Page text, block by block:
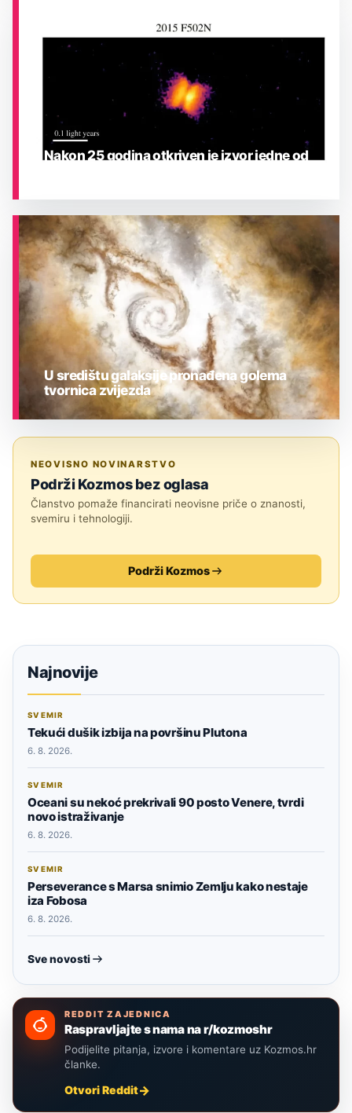
ASTRONOMIJA
Nakon 25 godina otkriven je izvor jedne od
U središtu galaksije pronađena golema
tvornica zvijezda
NEOVISNO NOVINARSTVO
Podrži Kozmos bez oglasa
Članstvo pomaže financirati neovisne priče o znanosti,
svemiru i tehnologiji.
Podrži Kozmos
Najnovije
SVEMIR
Tekući dušik izbija na površinu Plutona
6. 8. 2026.
SVEMIR
Oceani su nekoć prekrivali 90 posto Venere, tvrdi
novo istraživanje
6. 8. 2026.
SVEMIR
Perseverance s Marsa snimio Zemlju kako nestaje
iza Fobosa
6. 8. 2026.
Sve novosti
REDDIT ZAJEDNICA
Raspravljajte s nama na r/kozmoshr
Podijelite pitanja, izvore i komentare uz Kozmos.hr
članke.
Otvori Reddit